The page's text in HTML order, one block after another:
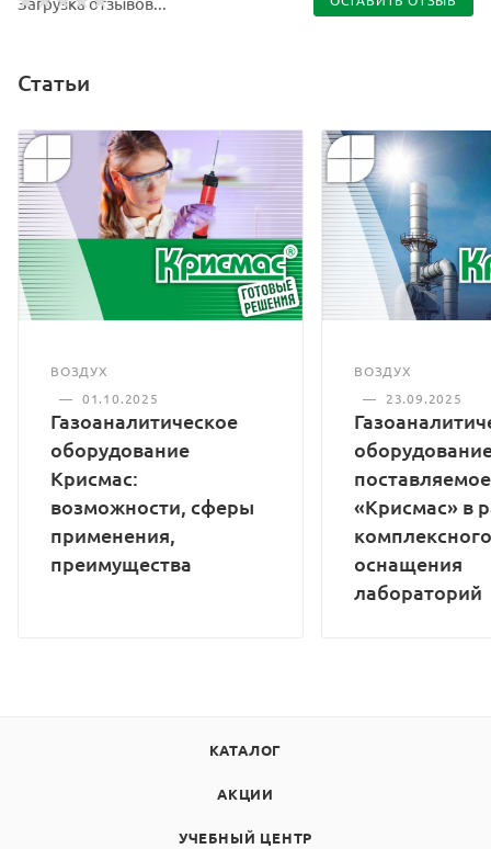
Статьи
ВОЗДУХ
— 01.10.2025
Газоаналитическое
оборудование
Крисмас:
возможности, сферы
применения,
преимущества
ВОЗДУХ
—
23.09.2025
«Крисмас» в
комплексного
оснащения
лабораторий
КАТАЛОГ
АКЦИИ
УЧЕБНЫЙ ЦЕНТР